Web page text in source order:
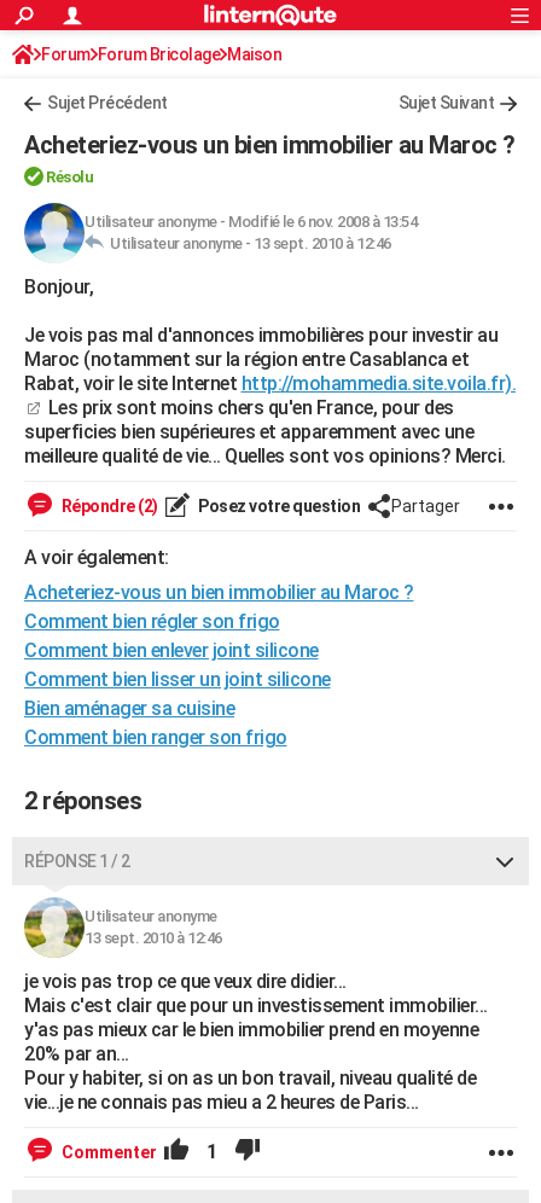
ACTUALITÉS
Politique
Société
Faits Divers
Education
Monde
Villes
+
Programme TV
TNTStreaming
Cinéma
Sorties cinéma
Musique
+FINANCE
Retraite
Impôts
Epargne
Immobilier
Risques naturels par ville
Banque
Assurance
Crédit
AUTO
Essais
Réserver un essai
Citadines
Berlines
SUV
Forum auto
BRICOLAGE
Forum
Aménagement intérieur
Extérieur
Cuisine
Salle de bains
Jardinage
Rangement
WEEK-END
Guides de France
Escapades
Patrimoine
Expositions
Musées
Week-end nature
LIFESTYLE
Art de vivre
Bien-être
Loisirs
Mode
Modes de vie
Alimentation
Guide de la santé
Maladies
Médicaments
Sommeil
VOYAGE
Destinations
City break
Voyage nature
Voyage de noces
Forum
Climat
+
GUIDES D'ACHAT
BONS PLANS
CARTE DE VOEUX
Dictionnaire
Biographies
Citations
Expressions
Proverbes
PROGRAMME TV
COPAINS D'AVANT
S'inscrire
Se connecter
Lycées
Collèges
Primaires
Universités
Entreprises
Service militaire
Avis de recherche
AVIS DE DÉCÈS
FORUM
Bricolage
Lifestyle
Culture
Sport
Auto
Television
Voyage
Cinema
S'inscrire
Connexion
Forum Forum Bricolage Maison
Sujet Précédent Sujet Suivant
Acheteriez-vous un bien immobilier au Maroc ?
Résolu
Utilisateur anonyme- Modifié le 6 nov. 2008 à 13:54
Utilisateur anonyme - 13 sept. 2010 à 12:46
Bonjour,
Je vois pas mal d'annonces immobilières pour investir au
Maroc (notamment sur la région entre Casablanca et
Rabat, voir le site Internet http://mohammedia.site.voila.fr).
Les prix sont moins chers qu'en France, pour des
superficies bien supérieures et apparemment avec une
meilleure qualité de vie... Quelles sont vos opinions? Merci.
Répondre (2) Posez votre question Partager
A voir également:
Acheteriez-vous un bien immobilier au Maroc ?
Comment bien régler son frigo
Comment bien enlever joint silicone
Comment bien lisser un joint silicone
Bien aménager sa cuisine
Comment bien ranger son frigo
2 réponses
RÉPONSE 1 / 2
Utilisateur anonyme
13 sept. 2010 à 12:46
je vois pas trop ce que veux dire didier...
Mais c'est clair que pour un investissement immobilier...
y'as pas mieux car le bien immobilier prend en moyenne
20% par an...
Pour y habiter, si on as un bon travail, niveau qualité de
vie...je ne connais pas mieu a 2 heures de Paris...
Commenter 1